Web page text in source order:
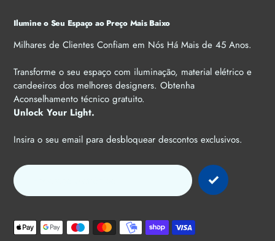
Ilumine o Seu Espaço ao Preço Mais Baixo
Milhares de Clientes Confiam em Nós Há Mais de 45 Anos.
Transforme o seu espaço com iluminação, material elétrico e
candeeiros dos melhores designers. Obtenha
Aconselhamento técnico gratuito.
Unlock Your Light.
Insira o seu email para desbloquear descontos exclusivos.
Métodos
de